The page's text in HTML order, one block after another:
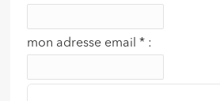
mon adresse email* :